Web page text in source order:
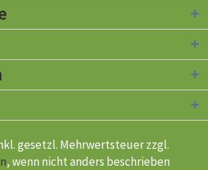
gesetzl. Mehrwertsteuer zzgl.
, wenn nicht anders beschrieben